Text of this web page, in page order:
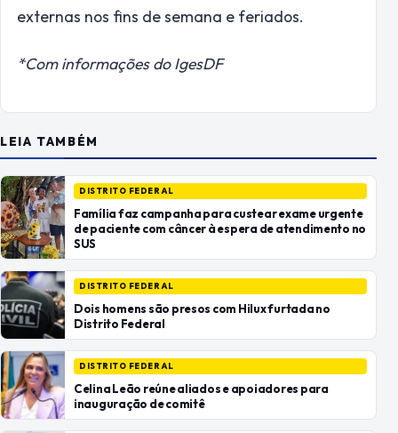
externas nos fins de semana e feriados.
*Com informações do IgesDF
LEIA TAMBÉM
DISTRITO FEDERAL
Família faz campanha para custear exame urgente
de paciente com câncer à espera de atendimento no
SUS
DISTRITO FEDERAL
Dois homens são presos com Hilux furtada no
Distrito Federal
DISTRITO FEDERAL
Celina Leão reúne aliados e apoiadores para
inauguração de comitê